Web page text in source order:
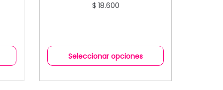
$ 18.600
Seleccionar opciones